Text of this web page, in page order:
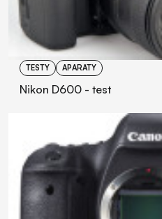
TESTY APARATY
Nikon D600 - test